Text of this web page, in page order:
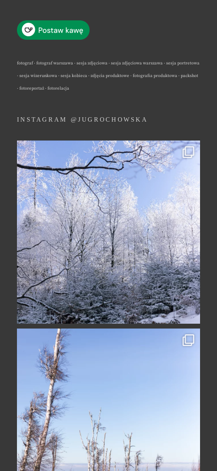
fotograf · fotograf warszawa · sesja zdjęciowa · sesja zdjęciowa warszawa · sesja portretowa
· sesja wizerunkowa · sesja kobieca · zdjęcia produktowe · fotografia produktowa · packshot
· fotoreportaż · fotorelacja
INSTAGRAM @JUGROCHOWSKA